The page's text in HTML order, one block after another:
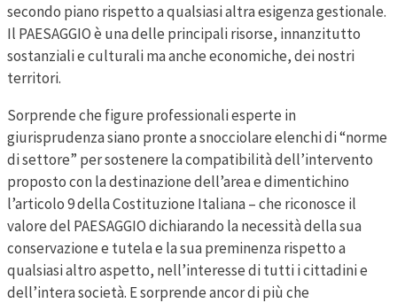
secondo piano rispetto a qualsiasi altra esigenza gestionale.
Il PAESAGGIO è una delle principali risorse, innanzitutto
sostanziali e culturali ma anche economiche, dei nostri
territori.
Sorprende che figure professionali esperte in
giurisprudenza siano pronte a snocciolare elenchi di “norme
di settore” per sostenere la compatibilità dell’intervento
proposto con la destinazione dell’area e dimentichino
l’articolo 9 della Costituzione Italiana – che riconosce il
valore del PAESAGGIO dichiarando la necessità della sua
conservazione e tutela e la sua preminenza rispetto a
qualsiasi altro aspetto, nell’interesse di tutti i cittadini e
dell’intera società. E sorprende ancor di più che